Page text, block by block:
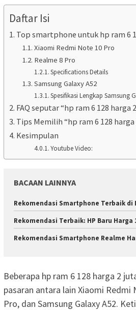
Daftar Isi
Top smartphone untuk hp ram 6
Xiaomi Redmi Note 10 Pro
Realme 8 Pro
Specifications Details
Samsung Galaxy A52
Spesifikasi Lengkap Samsung
FAQ seputar “hp ram 6 128 harga
Tips Memilih “hp ram 6 128 harga
Kesimpulan
Youtube Video:
BACAAN LAINNYA
Rekomendasi Smartphone Terbaik di
Rekomendasi Terbaik: HP Baru Harga
Rekomendasi Smartphone Realme
Beberapa hp ram 6 128 harga 2
pasaran antara lain Xiaomi Redmi
Pro, dan Samsung Galaxy A52.